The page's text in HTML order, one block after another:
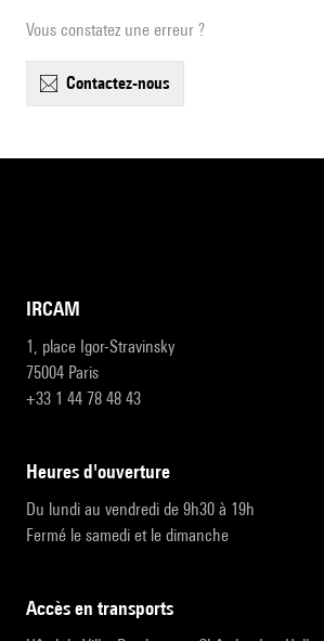
Vous constatez une erreur ?
contactez-nous
IRCAM
1, place Igor-Stravinsky
75004 Paris
+33 1 44 78 48 43
heures d'ouverture
Du lundi au vendredi de 9h30 à 19h
Fermé le samedi et le dimanche
accès en transports